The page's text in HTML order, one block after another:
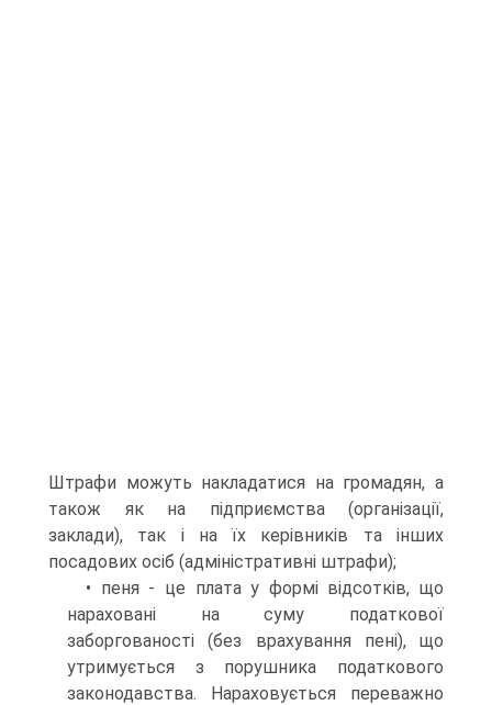
Штрафи можуть накладатися на громадян, а
також як на підприємства (організації,
заклади), так і на їх керівників та інших
посадових осіб (адміністративні штрафи);
• пеня - це плата у формі відсотків, що
нараховані на суму податкової
заборгованості (без врахування пені), що
утримується з порушника податкового
законодавства. Нараховується переважно